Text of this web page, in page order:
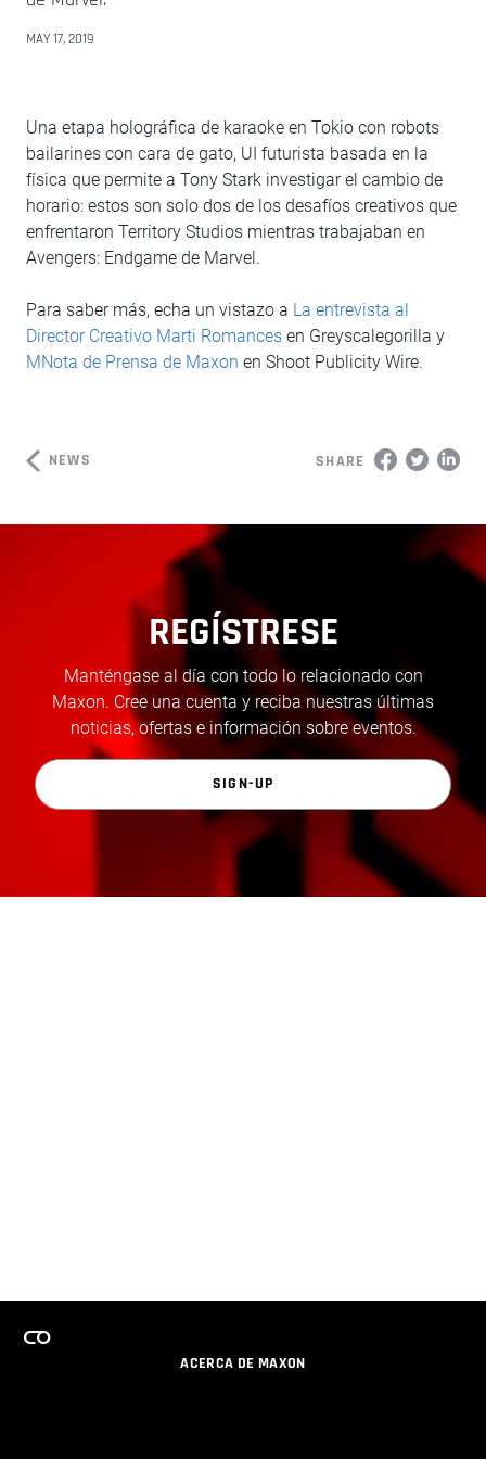
MAY 17, 2019
Una etapa holográfica de karaoke en Tokio con robots
bailarines con cara de gato, UI futurista basada en la
física que permite a Tony Stark investigar el cambio de
horario: estos son solo dos de los desafíos creativos que
enfrentaron Territory Studios mientras trabajaban en
Avengers: Endgame de Marvel.
Para saber más, echa un vistazo a La entrevista al
Director Creativo Marti Romances en Greyscalegorilla y
MNota de Prensa de Maxon en Shoot Publicity Wire.
NEWS SHARE
REGÍSTRESE
Manténgase al día con todo lo relacionado con
Maxon. Cree una cuenta y reciba nuestras últimas
noticias, ofertas e información sobre eventos.
SIGN-UP
ACERCA DE MAXON